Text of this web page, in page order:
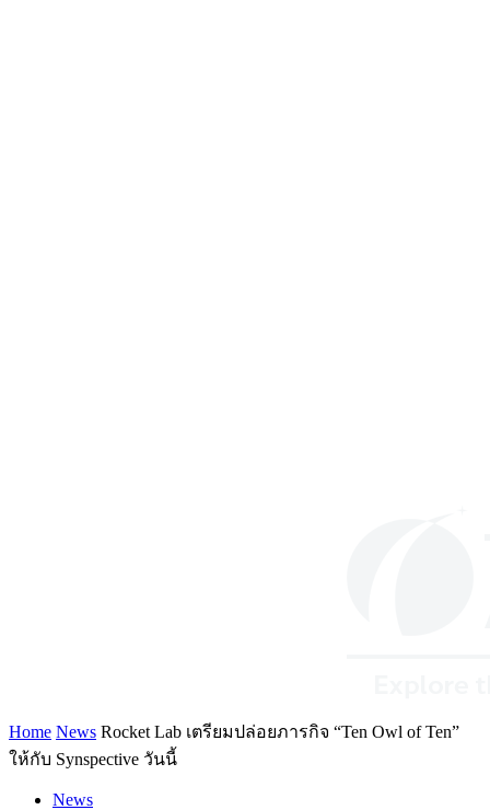
Home News Rocket Lab เตรียมปล่อยภารกิจ “Ten Owl of Ten”
ให้กับ Synspective วันนี้
News